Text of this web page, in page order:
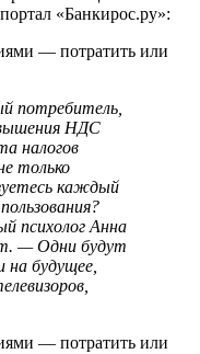
«Банкирос.ру»:
потребитель,
НДС
налогов
только
каждый
психолог Анна
— Одни будут
на будущее,